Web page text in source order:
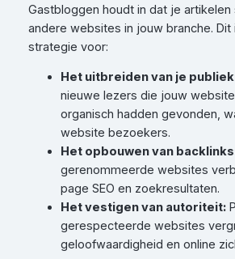
Gastbloggen houdt in dat je
andere websites in jouw branche. Dit
strategie voor:
Het uitbreiden van je
nieuwe lezers die jouw
organisch hadden gevonden,
website bezoekers.
Het opbouwen van
gerenommeerde websites
page SEO en zoekresultaten.
Het vestigen van autoriteit:
gerespecteerde websites
geloofwaardigheid en online